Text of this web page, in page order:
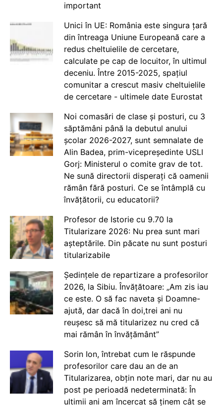
important
Unici în UE: România este singura țară
din întreaga Uniune Europeană care a
redus cheltuielile de cercetare,
calculate pe cap de locuitor, în ultimul
deceniu. Între 2015-2025, spațiul
comunitar a crescut masiv cheltuielile
de cercetare - ultimele date Eurostat
Noi comasări de clase și posturi, cu 3
săptămâni până la debutul anului
școlar 2026-2027, sunt semnalate de
Alin Badea, prim-vicepreședinte USLI
Gorj: Ministerul o comite grav de tot.
Ne sună directorii disperați că oamenii
rămân fără posturi. Ce se întâmplă cu
învățătorii, cu educatorii?
Profesor de Istorie cu 9.70 la
Titularizare 2026: Nu prea sunt mari
așteptările. Din păcate nu sunt posturi
titularizabile
Ședințele de repartizare a profesorilor
2026, la Sibiu. Învățătoare: „Am zis iau
ce este. O să fac naveta și Doamne-
ajută, dar dacă în doi,trei ani nu
reușesc să mă titularizez nu cred că
mai rămân în învățământ”
Sorin Ion, întrebat cum le răspunde
profesorilor care dau an de an
Titularizarea, obțin note mari, dar nu au
post pe perioadă nedeterminată: În
ultimii ani am încercat să ținem cât se